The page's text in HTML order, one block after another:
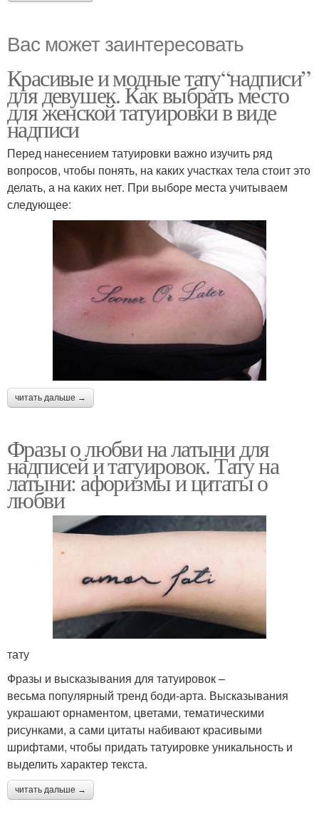
Вас может заинтересовать
Красивые и модные тату“надписи”
для девушек. Как выбрать место
для женской татуировки в виде
надписи
Перед нанесением татуировки важно изучить ряд
вопросов, чтобы понять, на каких участках тела стоит это
делать, а на каких нет. При выборе места учитываем
следующее:
читать дальше →
Фразы о любви на латыни для
надписей и татуировок. Тату на
латыни: афоризмы и цитаты о
любви
тату
Фразы и высказывания для татуировок –
весьма популярный тренд боди-арта. Высказывания
украшают орнаментом, цветами, тематическими
рисунками, а сами цитаты набивают красивыми
шрифтами, чтобы придать татуировке уникальность и
выделить характер текста.
читать дальше →